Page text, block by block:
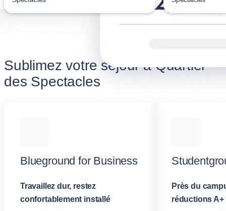
Sublimez votre séjour à Quartier
des Spectacles
Blueground for Business
Travaillez dur, restez
confortablement installé
Près du
réductions A+